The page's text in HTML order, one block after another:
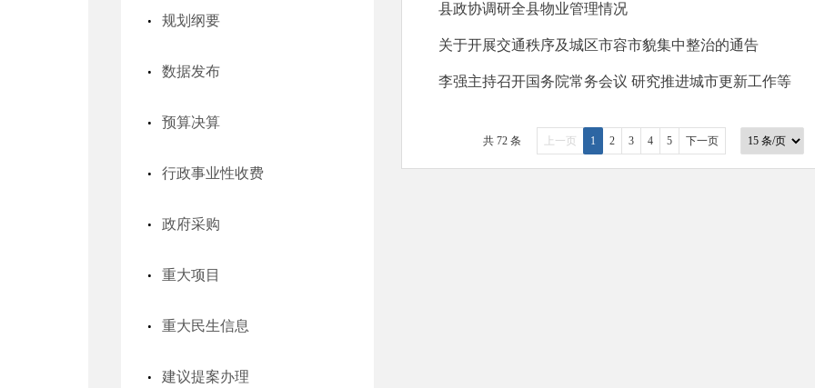
规划纲要
数据发布
预算决算
行政事业性收费
政府采购
重大项目
重大民生信息
建议提案办理
县政协调研全县物业管理情况
关于开展交通秩序及城区市容市貌集中整治的通告
李强主持召开国务院常务会议 研究推进城市更新工作等
共 72 条 上一页 1 2 3 4 5 下一页